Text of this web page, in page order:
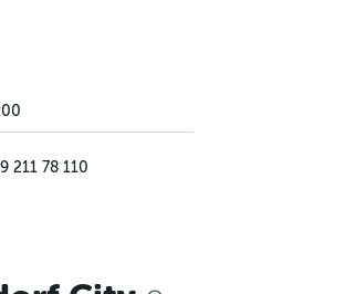
211 78 110